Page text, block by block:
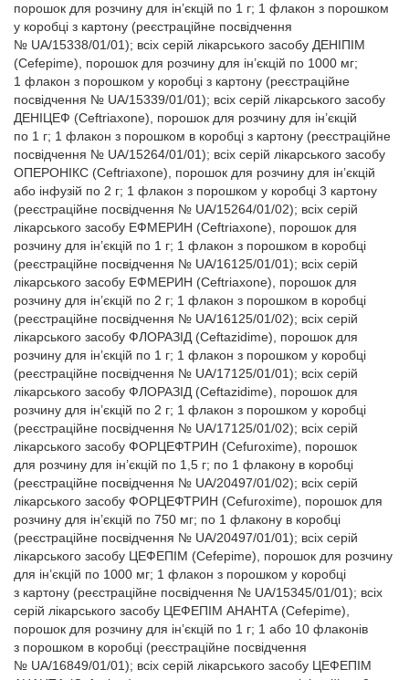
порошок для розчину для ін’єкцій по 1 г; 1 флакон з порошком
у коробці з картону (реєстраційне посвідчення
№ UA/15338/01/01); всіх серій лікарського засобу ДЕНІПІМ
(Cefepime), порошок для розчину для ін’єкцій по 1000 мг;
1 флакон з порошком у коробці з картону (реєстраційне
посвідчення № UA/15339/01/01); всіх серій лікарського засобу
ДЕНІЦЕФ (Ceftriaxone), порошок для розчину для ін’єкцій
по 1 г; 1 флакон з порошком в коробці з картону (реєстраційне
посвідчення № UA/15264/01/01); всіх серій лікарського засобу
ОПЕРОНІКС (Ceftriaxone), порошок для розчину для ін’єкцій
або інфузій по 2 г; 1 флакон з порошком у коробці 3 картону
(реєстраційне посвідчення № UA/15264/01/02); всіх серій
лікарського засобу ЕФМЕРИН (Ceftriaxonе), порошок для
розчину для ін’єкцій по 1 г; 1 флакон з порошком в коробці
(реєстраційне посвідчення № UA/16125/01/01); всіх серій
лікарського засобу ЕФМЕРИН (Ceftriaxone), порошок для
розчину для ін’єкцій по 2 г; 1 флакон з порошком в коробці
(реєстраційне посвідчення № UA/16125/01/02); всіх серій
лікарського засобу ФЛОРАЗІД (Ceftazidime), порошок для
розчину для ін’єкцій по 1 г; 1 флакон з порошком у коробці
(реєстраційне посвідчення № UA/17125/01/01); всіх серій
лікарського засобу ФЛОРАЗІД (Ceftazidime), порошок для
розчину для ін’єкцій по 2 г; 1 флакон з порошком у коробці
(реєстраційне посвідчення № UA/17125/01/02); всіх серій
лікарського засобу ФОРЦЕФТРИН (Cefuroxime), порошок
для розчину для ін’єкцій по 1,5 г; по 1 флакону в коробці
(реєстраційне посвідчення № UA/20497/01/02); всіх серій
лікарського засобу ФОРЦЕФТРИН (Cefuroxime), порошок для
розчину для ін’єкцій по 750 мг; по 1 флакону в коробці
(реєстраційне посвідчення № UA/20497/01/01); всіх серій
лікарського засобу ЦЕФЕПІМ (Cefepime), порошок для розчину
для ін’єкцій по 1000 мг; 1 флакон з порошком у коробці
з картону (реєстраційне посвідчення № UA/15345/01/01); всіх
серій лікарського засобу ЦЕФЕПІМ АНАНТА (Cefepime),
порошок для розчину для ін’єкцій по 1 г; 1 або 10 флаконів
з порошком в коробці (реєстраційне посвідчення
№ UA/16849/01/01); всіх серій лікарського засобу ЦЕФЕПІМ